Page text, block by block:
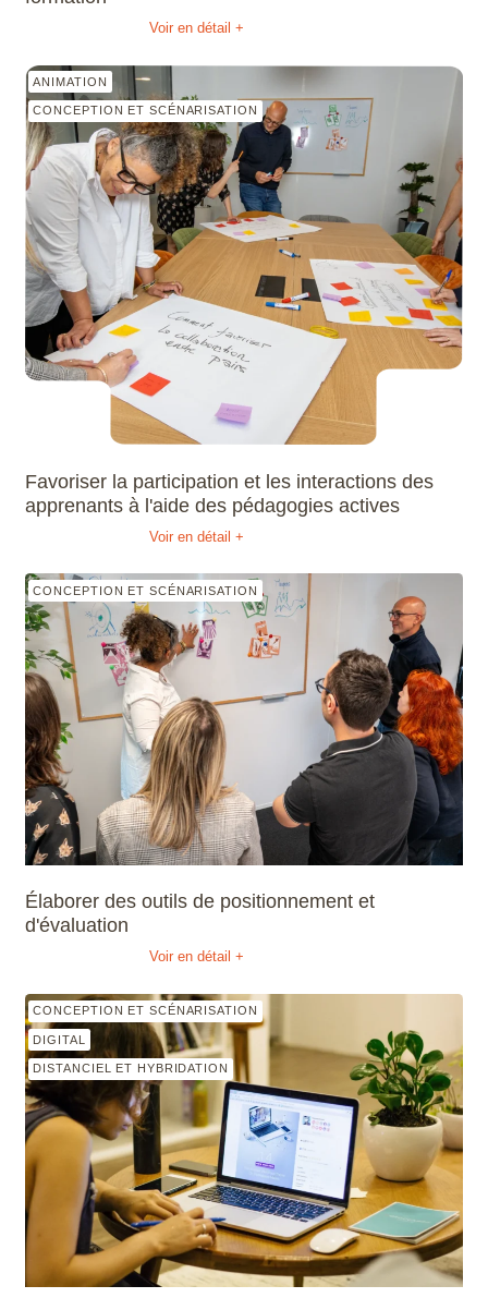
Voir en détail +
ANIMATION
CONCEPTION ET SCÉNARISATION
Favoriser la participation et les interactions des
apprenants à l'aide des pédagogies actives
Voir en détail +
CONCEPTION ET SCÉNARISATION
Élaborer des outils de positionnement et
d'évaluation
Voir en détail +
CONCEPTION ET SCÉNARISATION
DIGITAL
DISTANCIEL ET HYBRIDATION